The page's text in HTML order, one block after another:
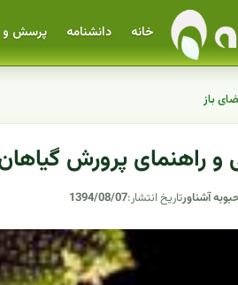
خانه دانشنامه پرسش و
باز
و راهنمای پرورش
آشناورتاریخ انتشار:1394/08/07